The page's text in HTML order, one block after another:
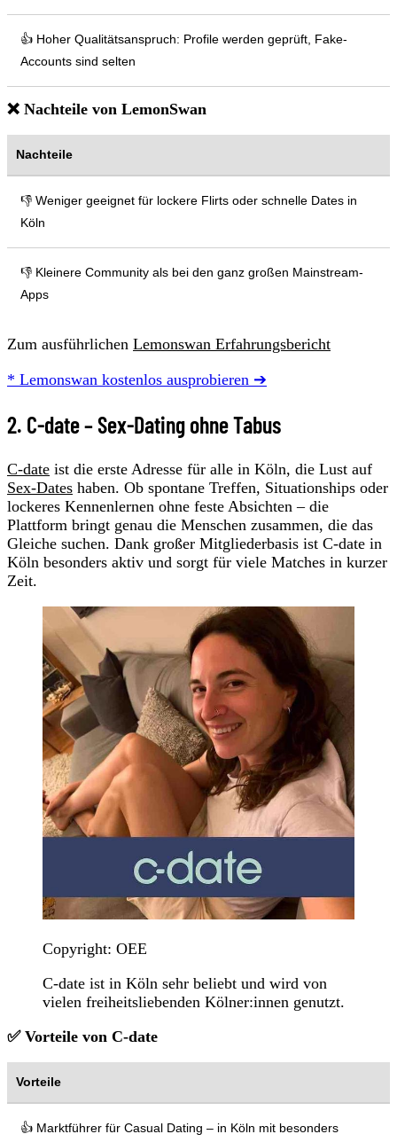
👍 Hoher Qualitätsanspruch: Profile werden geprüft, Fake-
Accounts sind selten
❌ Nachteile von LemonSwan
Nachteile
👎 Weniger geeignet für lockere Flirts oder schnelle Dates in
Köln
👎 Kleinere Community als bei den ganz großen Mainstream-
Apps
Zum ausführlichen Lemonswan Erfahrungsbericht
* Lemonswan kostenlos ausprobieren ➔
2. C-date – Sex-Dating ohne Tabus
C-date ist die erste Adresse für alle in Köln, die Lust auf
Sex-Dates haben. Ob spontane Treffen, Situationships oder
lockeres Kennenlernen ohne feste Absichten – die
Plattform bringt genau die Menschen zusammen, die das
Gleiche suchen. Dank großer Mitgliederbasis ist C-date in
Köln besonders aktiv und sorgt für viele Matches in kurzer
Zeit.
Copyright: OEE
C-date ist in Köln sehr beliebt und wird von
vielen freiheitsliebenden Kölner:innen genutzt.
✅ Vorteile von C-date
Vorteile
👍 Marktführer für Casual Dating – in Köln mit besonders